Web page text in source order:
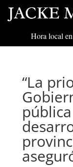
Hora local
“La